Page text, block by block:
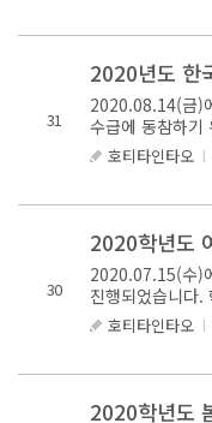
31
2020년도 한
2020.08.14(금)
수급에 동참하기
진행하였습니다.
학생과 한국어학
호티타인타오 l
30
2020.07.15(수)
진행되었습니다.
거두시길 바랍
호티타인타오 l
2020학년도